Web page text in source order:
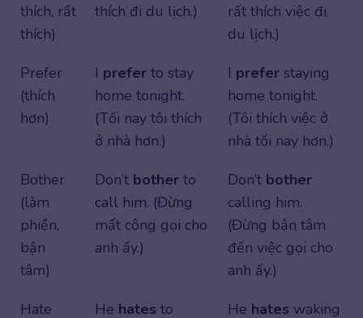
thích, rất
thích)
thích đi du lịch.)
rất thích việc đi
du lịch.)
Prefer
(thích
hơn)
I prefer to stay
home tonight.
(Tối nay tôi thích
ở nhà hơn.)
I prefer staying
home tonight.
(Tôi thích việc ở
nhà tối nay hơn.)
Bother
(làm
phiền,
bận
tâm)
Don’t bother to
call him. (Đừng
mất công gọi cho
anh ấy.)
Don’t bother
calling him.
(Đừng bận tâm
đến việc gọi cho
anh ấy.)
Hate
He hates to
He hates waking